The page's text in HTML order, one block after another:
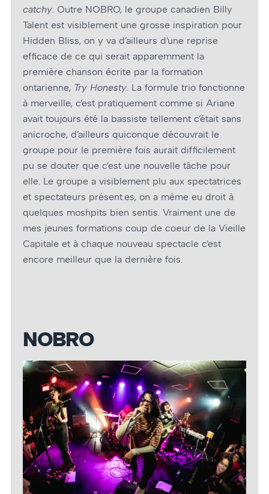
catchy . Outre NOBRO, le groupe canadien Billy
Talent est visiblement une grosse inspiration pour
Hidden Bliss, on y va d’ailleurs d’une reprise
efficace de ce qui serait apparemment la
première chanson écrite par la formation
ontarienne, Try Honesty . La formule trio fonctionne
à merveille, c’est pratiquement comme si Ariane
avait toujours été la bassiste tellement c’était sans
anicroche, d’ailleurs quiconque découvrait le
groupe pour le première fois aurait difficilement
pu se douter que c’est une nouvelle tâche pour
elle. Le groupe a visiblement plu aux spectatrices
et spectateurs présent.es, on a même eu droit à
quelques moshpits bien sentis. Vraiment une de
mes jeunes formations coup de cœur de la Vieille
Capitale et à chaque nouveau spectacle c’est
encore meilleur que la dernière fois.
NOBRO